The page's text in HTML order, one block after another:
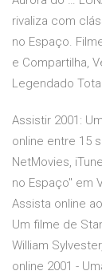
rivaliza com
no Espaço.
e Compartilha,
Legendado
Assistir 2001:
online entre 15
NetMovies,
no Espaço" em
Assista online
Um filme de
William
online 2001 -